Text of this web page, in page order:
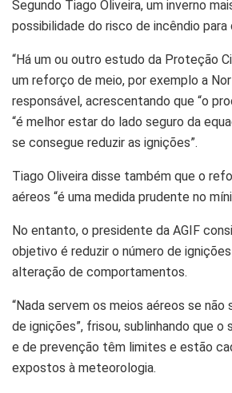
Segundo Tiago Oliveira, um inverno
possibilidade do risco de incêndio para
“Há um ou outro estudo da Proteção
um reforço de meio, por exemplo a
responsável, acrescentando que “o
“é melhor estar do lado seguro da
se consegue reduzir as ignições”.
Tiago Oliveira disse também que o
aéreos “é uma medida prudente no
No entanto, o presidente da AGIF
objetivo é reduzir o número de
alteração de comportamentos.
“Nada servem os meios aéreos se não
de ignições”, frisou, sublinhando que
e de prevenção têm limites e estão
expostos à meteorologia.